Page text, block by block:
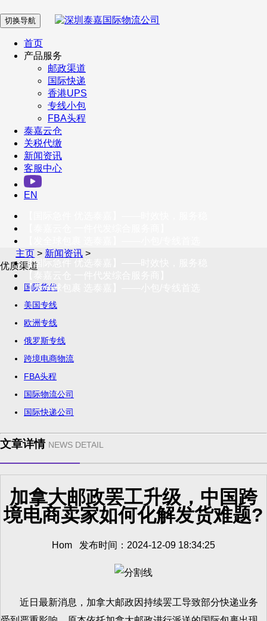
在 线 客 服
企业微信
订阅号
客户服务热线
400-098-5699
联系我们
切换导航
首页
产品服务
邮政渠道
国际快递
香港UPS
专线小包
FBA头程
泰嘉云仓
关税代缴
新闻资讯
客服中心
EN
【国际急件 优选泰嘉】——时效快，服务稳
【发全球包裹 选泰嘉】——小包/专线首选
主页 > 新闻资讯 >
优质渠道
国际货代
美国专线
欧洲专线
俄罗斯专线
跨境电商物流
FBA头程
国际物流公司
国际快递公司
文章详情 NEWS DETAIL
加拿大邮政罢工升级，中国跨
境电商卖家如何化解发货难题?
Hom 发布时间：2024-12-09 18:34:25
近日最新消息，加拿大邮政因持续罢工导致部分快递业务